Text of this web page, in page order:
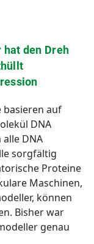
den Dreh
basieren auf
DNA
DNA
sorgfältig
Proteine
Maschinen,
können
Bisher war
genau